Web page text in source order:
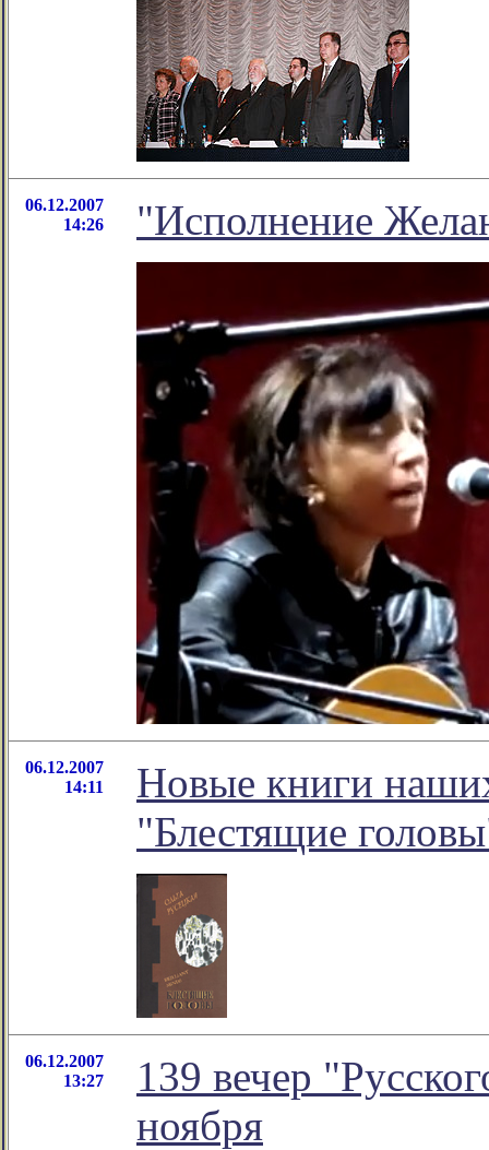
06.12.2007
14:26
"Исполнение
06.12.2007
14:11
Новые книги
"Блестящие
06.12.2007
13:27
139 вечер
ноября